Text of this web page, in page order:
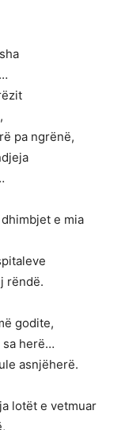
pa ngrënë,
e mia
rëndë.
godite,
sa herë…
asnjëherë.
lotët e vetmuar